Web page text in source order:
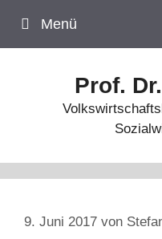
Inhalt
springen
Menü
Prof.
9. Juni 2017 von